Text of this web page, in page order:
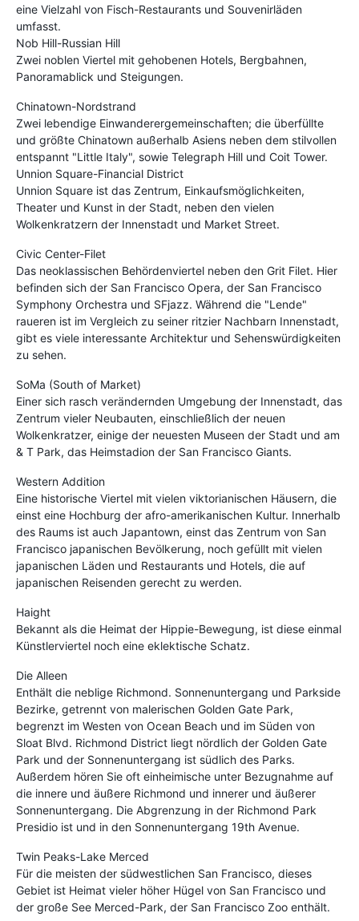
eine Vielzahl von Fisch-Restaurants und Souvenirläden
umfasst.
Nob Hill-Russian Hill
Zwei noblen Viertel mit gehobenen Hotels, Bergbahnen,
Panoramablick und Steigungen.
Chinatown-Nordstrand
Zwei lebendige Einwanderergemeinschaften; die überfüllte
und größte Chinatown außerhalb Asiens neben dem stilvollen
entspannt "Little Italy", sowie Telegraph Hill und Coit Tower.
Unnion Square-Financial District
Unnion Square ist das Zentrum, Einkaufsmöglichkeiten,
Theater und Kunst in der Stadt, neben den vielen
Wolkenkratzern der Innenstadt und Market Street.
Civic Center-Filet
Das neoklassischen Behördenviertel neben den Grit Filet. Hier
befinden sich der San Francisco Opera, der San Francisco
Symphony Orchestra und SFjazz. Während die "Lende"
raueren ist im Vergleich zu seiner ritzier Nachbarn Innenstadt,
gibt es viele interessante Architektur und Sehenswürdigkeiten
zu sehen.
SoMa (South of Market)
Einer sich rasch verändernden Umgebung der Innenstadt, das
Zentrum vieler Neubauten, einschließlich der neuen
Wolkenkratzer, einige der neuesten Museen der Stadt und am
& T Park, das Heimstadion der San Francisco Giants.
Western Addition
Eine historische Viertel mit vielen viktorianischen Häusern, die
einst eine Hochburg der afro-amerikanischen Kultur. Innerhalb
des Raums ist auch Japantown, einst das Zentrum von San
Francisco japanischen Bevölkerung, noch gefüllt mit vielen
japanischen Läden und Restaurants und Hotels, die auf
japanischen Reisenden gerecht zu werden.
Haight
Bekannt als die Heimat der Hippie-Bewegung, ist diese einmal
Künstlerviertel noch eine eklektische Schatz.
Die Alleen
Enthält die neblige Richmond. Sonnenuntergang und Parkside
Bezirke, getrennt von malerischen Golden Gate Park,
begrenzt im Westen von Ocean Beach und im Süden von
Sloat Blvd. Richmond District liegt nördlich der Golden Gate
Park und der Sonnenuntergang ist südlich des Parks.
Außerdem hören Sie oft einheimische unter Bezugnahme auf
die innere und äußere Richmond und innerer und äußerer
Sonnenuntergang. Die Abgrenzung in der Richmond Park
Presidio ist und in den Sonnenuntergang 19th Avenue.
Twin Peaks-Lake Merced
Für die meisten der südwestlichen San Francisco, dieses
Gebiet ist Heimat vieler höher Hügel von San Francisco und
der große See Merced-Park, der San Francisco Zoo enthält.